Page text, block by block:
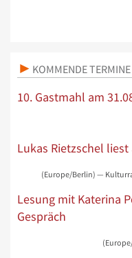
KOMMENDE TERMINE
10. Gastmahl am
Lukas Rietzschel liest
(Europe/Berlin) —
Lesung mit Katerina
Gespräch